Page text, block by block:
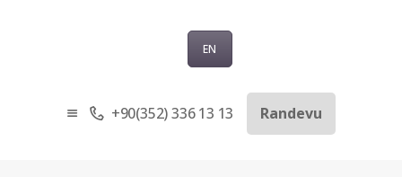
EN
+90(352) 336 13 13 Randevu